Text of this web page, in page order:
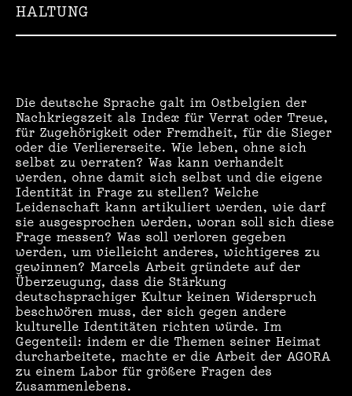
HALTUNG
Die deutsche Sprache galt im Ostbelgien der
Nachkriegszeit als Index für Verrat oder Treue,
für Zugehörigkeit oder Fremdheit, für die Sieger
oder die Verliererseite. Wie leben, ohne sich
selbst zu verraten? Was kann verhandelt
werden, ohne damit sich selbst und die eigene
Identität in Frage zu stellen? Welche
Leidenschaft kann artikuliert werden, wie darf
sie ausgesprochen werden, woran soll sich diese
Frage messen? Was soll verloren gegeben
werden, um vielleicht anderes, wichtigeres zu
gewinnen? Marcels Arbeit gründete auf der
Überzeugung, dass die Stärkung
deutschsprachiger Kultur keinen Widerspruch
beschwören muss, der sich gegen andere
kulturelle Identitäten richten würde. Im
Gegenteil: indem er die Themen seiner Heimat
durcharbeitete, machte er die Arbeit der AGORA
zu einem Labor für größere Fragen des
Zusammenlebens.